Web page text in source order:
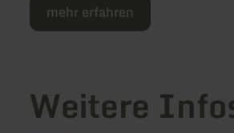
mehr erfahren
Weitere